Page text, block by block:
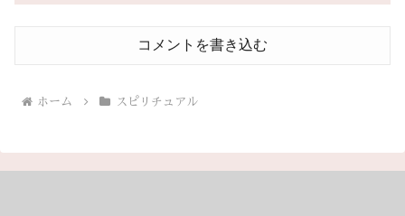
コメントを書き込む
ホーム スピリチュアル